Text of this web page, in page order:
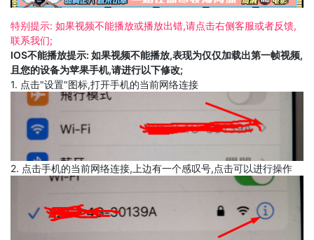
特别提示: 如果视频不能播放或播放出错,请点击右侧客服或者反馈,
联系我们;
IOS不能播放提示: 如果视频不能播放,表现为仅仅加载出第一帧视频,
且您的设备为苹果手机,请进行以下修改;
1. 点击"设置"图标,打开手机的当前网络连接
2. 点击手机的当前网络连接,上边有一个感叹号,点击可以进行操作